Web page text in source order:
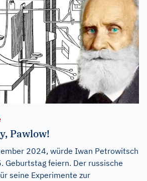
Pawlow!
2024, würde Iwan Petrowitsch
Geburtstag feiern. Der russische
seine Experimente zur